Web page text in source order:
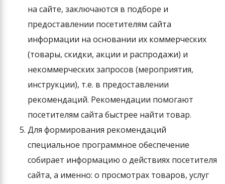
на сайте, заключаются в подборе и
предоставлении посетителям сайта
информации на основании их коммерческих
(товары, скидки, акции и распродажи) и
некоммерческих запросов (мероприятия,
инструкции), т.е. в предоставлении
рекомендаций. Рекомендации помогают
посетителям сайта быстрее найти товар.
Для формирования рекомендаций
специальное программное обеспечение
собирает информацию о действиях посетителя
сайта, а именно: о просмотрах товаров, услуг